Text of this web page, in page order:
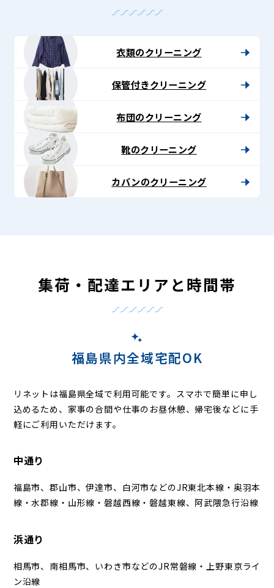
衣類のクリーニング
保管付きクリーニング
布団のクリーニング
靴のクリーニング
カバンのクリーニング
集荷・配達エリアと時間帯
福島県内全域宅配OK
リネットは福島県全域で利用可能です。 スマホで簡単に申し
込めるため、家事の合間や仕事のお昼休憩、帰宅後などに手
軽にご利用いただけます。
中通り
福島市、郡山市、伊達市、白河市などのJR東北本線・奥羽本
線・水郡線・山形線・磐越西線・磐越東線、阿武隈急行沿線
浜通り
相馬市、南相馬市、いわき市などのJR常磐線・上野東京ライ
ン沿線